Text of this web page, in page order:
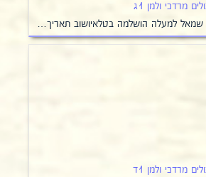
מרדכי ולמן 1ג
למעלה הושלמה בטלאיושוב תאריך…
מרדכי ולמן 1ד